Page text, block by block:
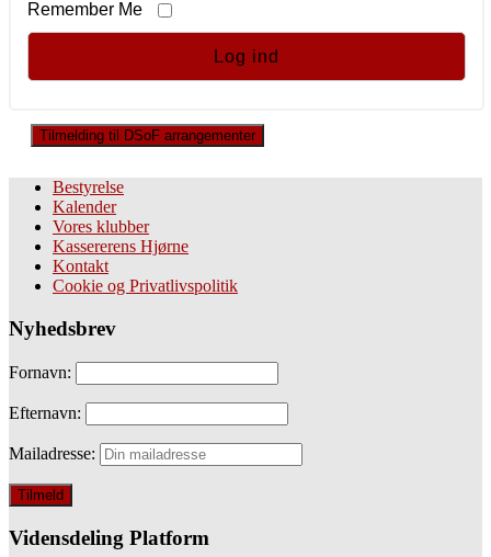
Remember Me
Tilmelding til DSoF arrangementer
Bestyrelse
Kalender
Vores klubber
Kassererens Hjørne
Kontakt
Cookie og Privatlivspolitik
Nyhedsbrev
Fornavn:
Efternavn:
Mailadresse:
Vidensdeling Platform